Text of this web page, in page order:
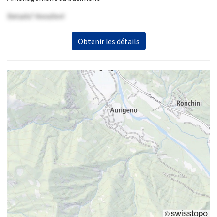
Details? Anrufen!
Obtenir les détails